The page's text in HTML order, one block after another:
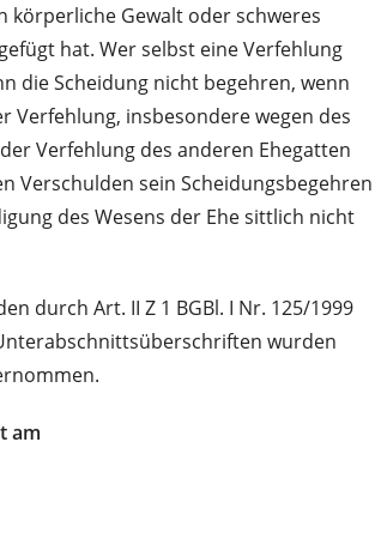
körperliche Gewalt oder schweres
hat. Wer selbst eine Verfehlung
die Scheidung nicht begehren, wenn
Verfehlung, insbesondere wegen des
Verfehlung des anderen Ehegatten
Verschulden sein Scheidungsbegehren
des Wesens der Ehe sittlich nicht
durch Art. II Z 1 BGBl. I Nr. 125/1999
wurden
am